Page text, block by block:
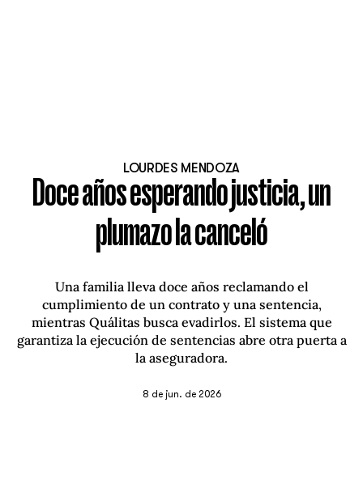
LOURDES MENDOZA
Doce años esperando justicia, un
plumazo la canceló
Una familia lleva doce años reclamando el
cumplimiento de un contrato y una sentencia,
mientras Quálitas busca evadirlos. El sistema que
garantiza la ejecución de sentencias abre otra puerta a
la aseguradora.
8 de jun. de 2026